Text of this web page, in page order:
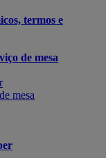
termos e
de mesa
mesa